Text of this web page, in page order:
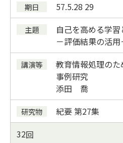
57.5.28 29
自己を高める学
－評価結果の活用
教育情報処理の
事例研究
添田 喬
紀要第27集
32